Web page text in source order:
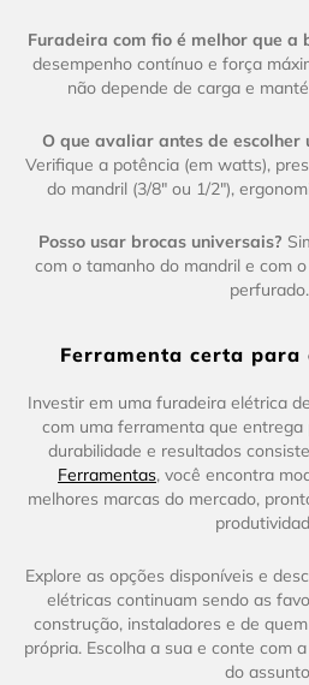
Furadeira com fio é melhor que a
desempenho contínuo e força
não depende de carga e
O que avaliar antes de
Verifique a potência (em watts),
do mandril (3/8" ou 1/2"),
Posso usar brocas universais?
com o tamanho do mandril e com
perfurado.
Ferramenta certa
Investir em uma furadeira elétrica
com uma ferramenta que
durabilidade e resultados
Ferramentas, você encontra
melhores marcas do mercado,
Explore as opções disponíveis e
elétricas continuam sendo as
construção, instaladores e de
própria. Escolha a sua e conte com
do